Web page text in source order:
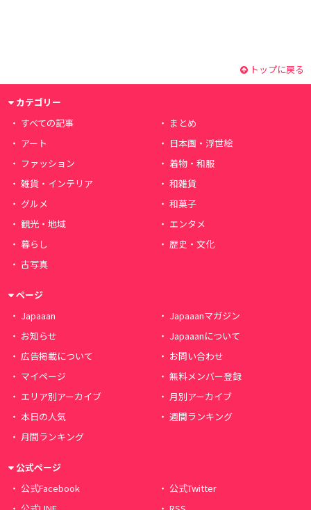
トップに戻る
カテゴリー
すべての記事
まとめ
アート
日本画・浮世絵
ファッション
着物・和服
雑貨・インテリア
和雑貨
グルメ
和菓子
観光・地域
エンタメ
暮らし
歴史・文化
古写真
ページ
Japaaan
Japaaanマガジン
お知らせ
Japaaanについて
広告掲載について
お問い合わせ
マイページ
無料メンバー登録
エリア別アーカイブ
月別アーカイブ
本日の人気
週間ランキング
月間ランキング
公式ページ
公式Facebook
公式Twitter